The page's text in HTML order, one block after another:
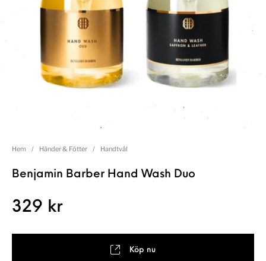
Hem / Händer & Fötter / Handtvål
Benjamin Barber Hand Wash Duo
329 kr
Köp nu